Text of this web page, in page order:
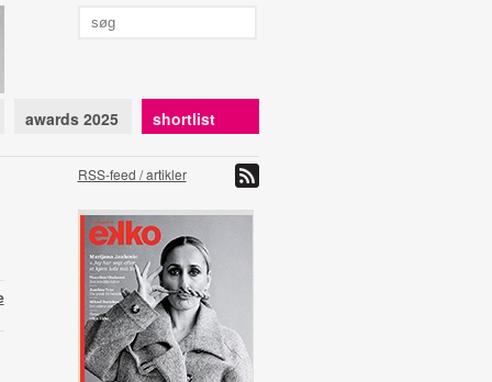
awards 2025 shortlist
RSS-feed / artikler